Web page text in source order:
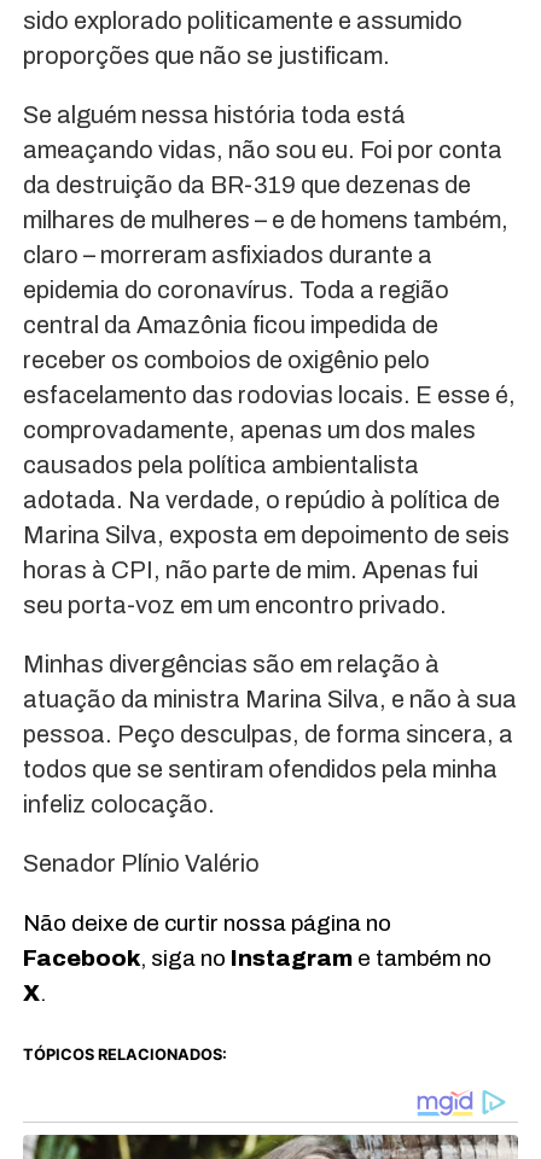
sido explorado politicamente e assumido
proporções que não se justificam.
Se alguém nessa história toda está
ameaçando vidas, não sou eu. Foi por conta
da destruição da BR-319 que dezenas de
milhares de mulheres – e de homens também,
claro – morreram asfixiados durante a
epidemia do coronavírus. Toda a região
central da Amazônia ficou impedida de
receber os comboios de oxigênio pelo
esfacelamento das rodovias locais. E esse é,
comprovadamente, apenas um dos males
causados pela política ambientalista
adotada. Na verdade, o repúdio à política de
Marina Silva, exposta em depoimento de seis
horas à CPI, não parte de mim. Apenas fui
seu porta-voz em um encontro privado.
Minhas divergências são em relação à
atuação da ministra Marina Silva, e não à sua
pessoa. Peço desculpas, de forma sincera, a
todos que se sentiram ofendidos pela minha
infeliz colocação.
Senador Plínio Valério
Não deixe de curtir nossa página no
Facebook, siga no Instagrame também no
X.
TÓPICOS RELACIONADOS: